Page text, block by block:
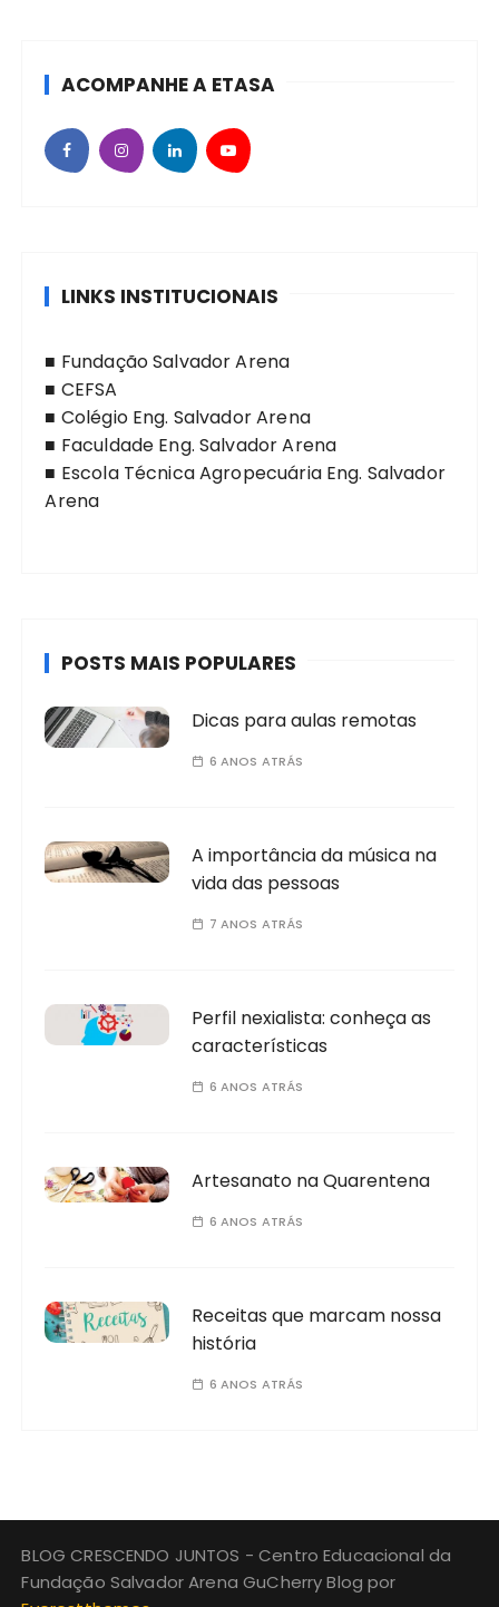
ACOMPANHE A ETASA
LINKS INSTITUCIONAIS
■ Fundação Salvador Arena
■ CEFSA
■ Colégio Eng. Salvador Arena
■ Faculdade Eng. Salvador Arena
■ Escola Técnica Agropecuária Eng. Salvador
Arena
POSTS MAIS POPULARES
Dicas para aulas remotas
6 ANOS ATRÁS
A importância da música na
vida das pessoas
7 ANOS ATRÁS
Perfil nexialista: conheça as
características
6 ANOS ATRÁS
Artesanato na Quarentena
6 ANOS ATRÁS
Receitas que marcam nossa
história
6 ANOS ATRÁS
BLOG CRESCENDO JUNTOS - Centro Educacional da
Fundação Salvador Arena GuCherry Blog por